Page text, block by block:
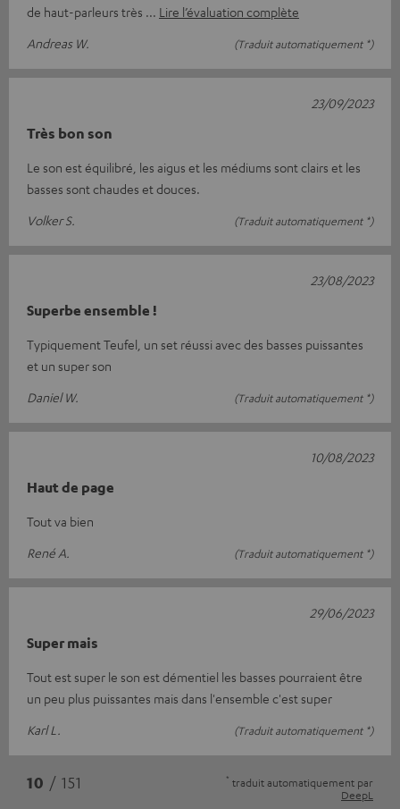
de haut-parleurs très
Lire l’évaluation complète
Andreas W.
(Traduit automatiquement *)
Très bon son
Le son est équilibré, les aigus et les médiums sont clairs et les
basses sont chaudes et douces.
Volker S.
(Traduit automatiquement *)
23/09/2023
Superbe ensemble !
Typiquement Teufel, un set réussi avec des basses puissantes
et un super son
Daniel W.
(Traduit automatiquement *)
23/08/2023
Haut de page
Tout va bien
René A.
(Traduit automatiquement *)
10/08/2023
Super mais
Tout est super le son est démentiel les basses pourraient être
un peu plus puissantes mais dans l'ensemble c'est super
Karl L.
(Traduit automatiquement *)
29/06/2023
10 / 151 * traduit automatiquement par
DeepL